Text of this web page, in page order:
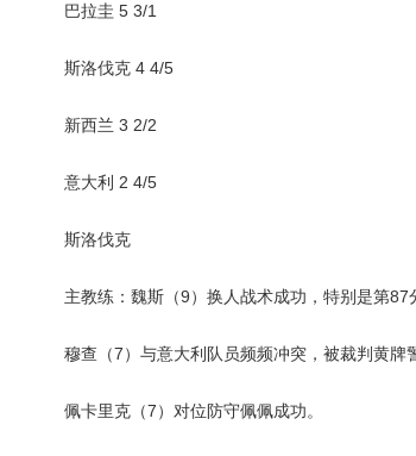
巴拉圭 5 3/1
斯洛伐克 4 4/5
新西兰 3 2/2
意大利 2 4/5
斯洛伐克
主教练：魏斯（9）换人战术成功，特别是第87分
穆查（7）与意大利队员频频冲突，被裁判黄牌警
佩卡里克（7）对位防守佩佩成功。